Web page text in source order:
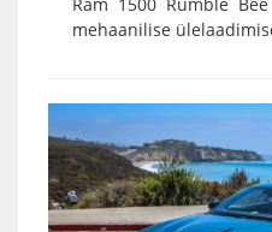
mehaanilise